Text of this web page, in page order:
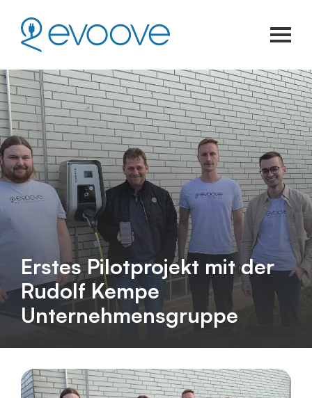
Erstes Pilotprojekt mit der
Rudolf Kempe
Unternehmensgruppe